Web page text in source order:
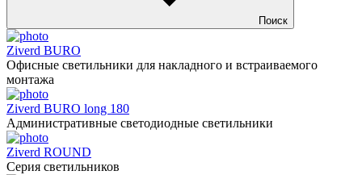
Поиск
Ziverd BURO
Офисные светильники для накладного и встраиваемого
монтажа
Ziverd BURO long 180
Административные светодиодные светильники
Ziverd ROUND
Серия светильников